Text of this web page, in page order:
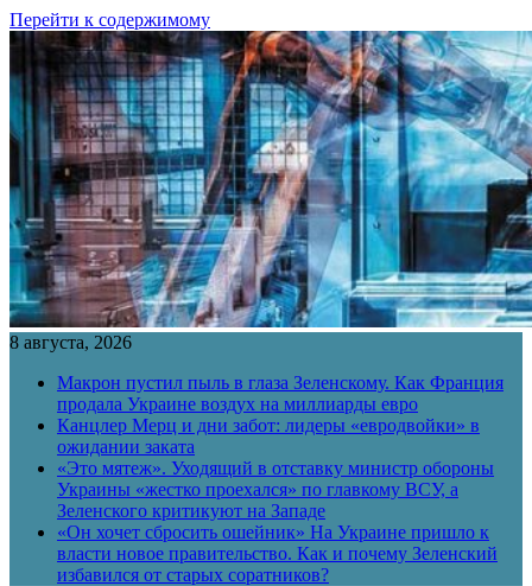
Перейти к содержимому
8 августа, 2026
Макрон пустил пыль в глаза Зеленскому. Как Франция
продала Украине воздух на миллиарды евро
Канцлер Мерц и дни забот: лидеры «евродвойки» в
ожидании заката
«Это мятеж». Уходящий в отставку министр обороны
Украины «жестко проехался» по главкому ВСУ, а
Зеленского критикуют на Западе
«Он хочет сбросить ошейник» На Украине пришло к
власти новое правительство. Как и почему Зеленский
избавился от старых соратников?